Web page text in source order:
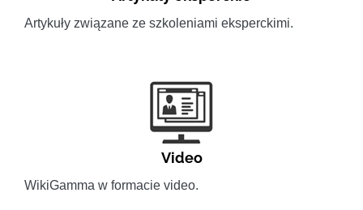
Artykuły związane ze szkoleniami eksperckimi.
Video
WikiGamma w formacie video.